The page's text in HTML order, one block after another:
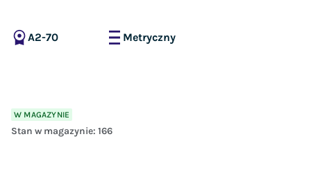
A2-70 Metryczny
W MAGAZYNIE
Stan w magazynie: 166